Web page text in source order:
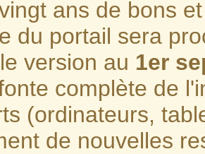
ans de bons
du portail sera
version au 1er
complète de
(ordinateurs,
de nouvelles